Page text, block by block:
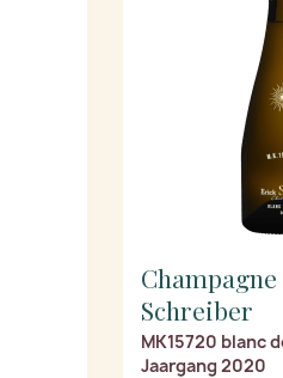
Schreiber
MK15720 blanc
Jaargang 2020